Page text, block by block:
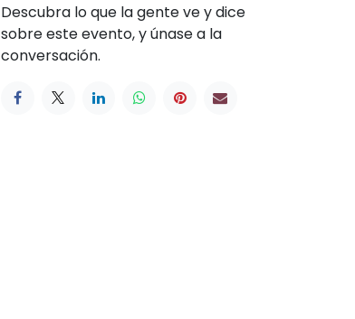
Descubra lo que la gente ve y dice
sobre este evento, y únase a la
conversación.